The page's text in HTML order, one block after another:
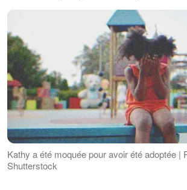
Kathy a été moquée pour avoir été adoptée |
Shutterstock